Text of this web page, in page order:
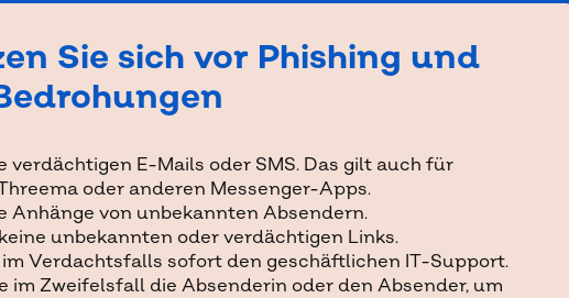
Sie sich vor Phishing und
verdächtigen E-Mails oder SMS. Das gilt auch für
oder anderen Messenger-Apps.
Anhänge von unbekannten Absendern.
unbekannten oder verdächtigen Links.
Verdachtsfalls sofort den geschäftlichen IT-Support.
im Zweifelsfall die Absenderin oder den Absender, um